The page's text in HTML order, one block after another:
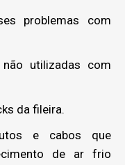
problemas com
utilizadas com
da fileira.
e cabos que
de ar frio